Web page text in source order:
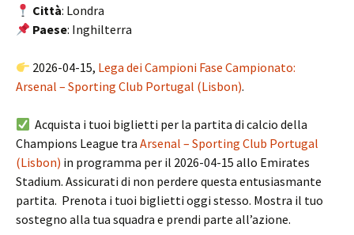
Città: Londra
Paese: Inghilterra
2026-04-15, Lega dei Campioni Fase Campionato:
Arsenal – Sporting Club Portugal (Lisbon).
Acquista i tuoi biglietti per la partita di calcio della
Champions League tra Arsenal – Sporting Club Portugal
(Lisbon) in programma per il 2026-04-15 allo Emirates
Stadium. Assicurati di non perdere questa entusiasmante
partita. Prenota i tuoi biglietti oggi stesso. Mostra il tuo
sostegno alla tua squadra e prendi parte all’azione.